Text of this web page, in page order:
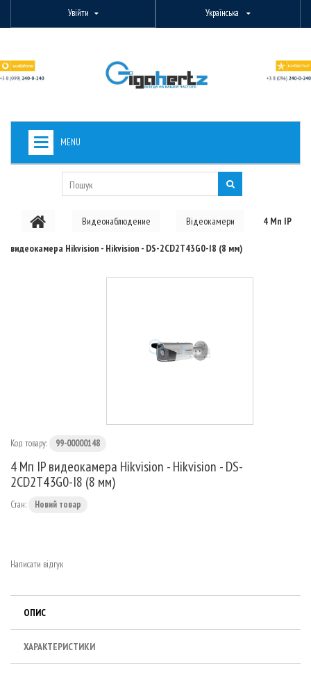
Увійти Українська
MENU
PON ОБЛАДНАННЯ
Видеонаблюдение Відеокамери 4 Мп IP
видеокамера Hikvision - Hikvision - DS-2CD2T43G0-I8 (8 мм)
Код товару: 99-00000148
4 Мп IP видеокамера Hikvision - Hikvision - DS-
2CD2T43G0-I8 (8 мм)
Стан: Новий товар
Написати відгук
ОПИС
ХАРАКТЕРИСТИКИ